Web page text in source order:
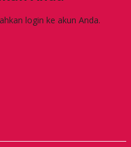
login ke akun Anda.